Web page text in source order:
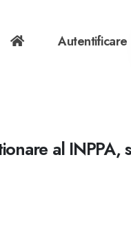
Autentificare
al INPPA,